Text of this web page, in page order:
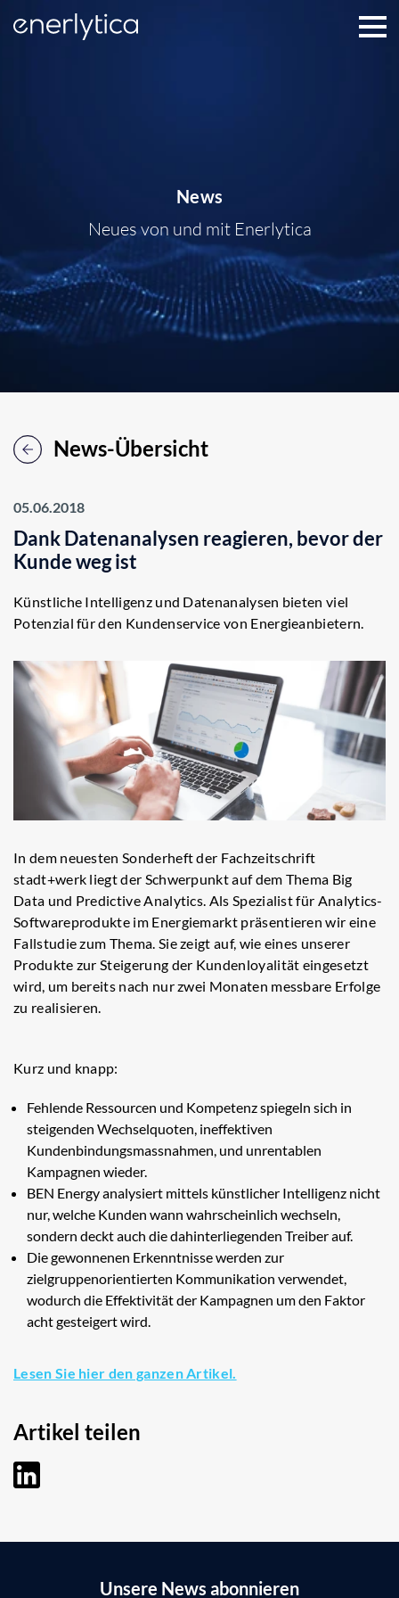
News
Neues von und mit Enerlytica
News-Übersicht
05.06.2018
Dank Datenanalysen reagieren, bevor der
Kunde weg ist
Künstliche Intelligenz und Datenanalysen bieten viel
Potenzial für den Kundenservice von Energieanbietern.
In dem neuesten Sonderheft der Fachzeitschrift
stadt+werk liegt der Schwerpunkt auf dem Thema Big
Data und Predictive Analytics. Als Spezialist für Analytics-
Softwareprodukte im Energiemarkt präsentieren wir eine
Fallstudie zum Thema. Sie zeigt auf, wie eines unserer
Produkte zur Steigerung der Kundenloyalität eingesetzt
wird, um bereits nach nur zwei Monaten messbare Erfolge
zu realisieren.
Kurz und knapp:
Fehlende Ressourcen und Kompetenz spiegeln sich in
steigenden Wechselquoten, ineffektiven
Kundenbindungsmassnahmen, und unrentablen
Kampagnen wieder.
BEN Energy analysiert mittels künstlicher Intelligenz nicht
nur, welche Kunden wann wahrscheinlich wechseln,
sondern deckt auch die dahinterliegenden Treiber auf.
Die gewonnenen Erkenntnisse werden zur
zielgruppenorientierten Kommunikation verwendet,
wodurch die Effektivität der Kampagnen um den Faktor
acht gesteigert wird.
Lesen Sie hier den ganzen Artikel.
Artikel teilen
LinkedIn
Unsere News abonnieren